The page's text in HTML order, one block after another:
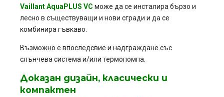
Vaillant AquaPLUS VC може да се инсталира бързо и
лесно в съществуващи и нови сгради и да се
комбинира гъвкаво.
Възможно е впоследсвие и надграждане със
слънчева система и/или термопомпа.
Доказан дизайн, класически и
компактен